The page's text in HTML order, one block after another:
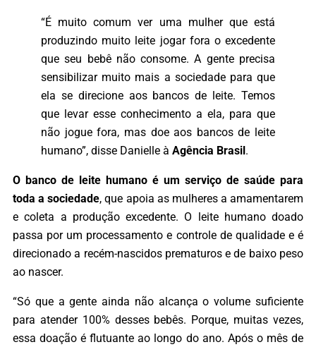
“É muito comum ver uma mulher que está
produzindo muito leite jogar fora o excedente
que seu bebê não consome. A gente precisa
sensibilizar muito mais a sociedade para que
ela se direcione aos bancos de leite. Temos
que levar esse conhecimento a ela, para que
não jogue fora, mas doe aos bancos de leite
humano”, disse Danielle à Agência Brasil.
O banco de leite humano é um serviço de saúde para
toda a sociedade, que apoia as mulheres a amamentarem
e coleta a produção excedente. O leite humano doado
passa por um processamento e controle de qualidade e é
direcionado a recém-nascidos prematuros e de baixo peso
ao nascer.
“Só que a gente ainda não alcança o volume suficiente
para atender 100% desses bebês. Porque, muitas vezes,
essa doação é flutuante ao longo do ano. Após o mês de